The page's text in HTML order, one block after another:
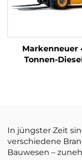
Markenneuer
Tonnen-
In jüngster Zeit
verschiedene
Bauwesen –